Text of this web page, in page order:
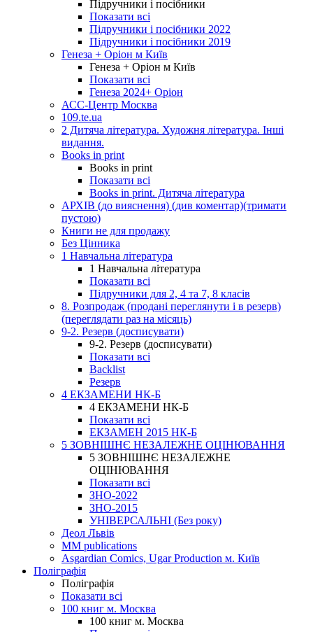
Підручники і посібники
Показати всі
Підручники і посібники 2022
Підручники і посібники 2019
Генеза + Оріон м Київ
Генеза + Оріон м Київ
Показати всі
Генеза 2024+ Оріон
АСС-Центр Москва
109.te.ua
2 Дитяча література. Художня література. Інші
видання.
Books in print
Books in print
Показати всі
Books in print. Дитяча література
АРХІВ (до вияснення) (див коментар)(тримати
пустою)
Книги не для продажу
Без Цінника
1 Навчальна література
1 Навчальна література
Показати всі
Підручники для 2, 4 та 7, 8 класів
8. Розпродаж (продані переглянути і в резерв)
(переглядати раз на місяць)
9-2. Резерв (досписувати)
9-2. Резерв (досписувати)
Показати всі
Backlist
Резерв
4 ЕКЗАМЕНИ НК-Б
4 ЕКЗАМЕНИ НК-Б
Показати всі
ЕКЗАМЕН 2015 НК-Б
5 ЗОВНІШНЄ НЕЗАЛЕЖНЕ ОЦІНЮВАННЯ
5 ЗОВНІШНЄ НЕЗАЛЕЖНЕ
ОЦІНЮВАННЯ
Показати всі
ЗНО-2022
ЗНО-2015
УНІВЕРСАЛЬНІ (Без року)
Деол Львів
MM publications
Asgardian Comics, Ugar Production м. Київ
Поліграфія
Поліграфія
Показати всі
100 книг м. Москва
100 книг м. Москва